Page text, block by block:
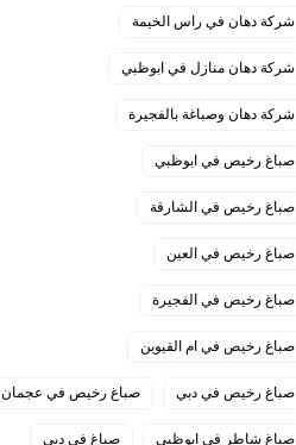
شركة دهان في راس الخيمة
شركة دهان منازل في ابوظبي
شركة دهان وصباغة بالفجيرة
صباغ رخيص في ابوظبي
صباغ رخيص في الشارقة
صباغ رخيص في العين
صباغ رخيص في الفجيرة
صباغ رخيص في ام القيوين
صباغ رخيص في دبي صباغ رخيص في عجمان
صباغ شاطر في ابوظبي صباغ في دبي